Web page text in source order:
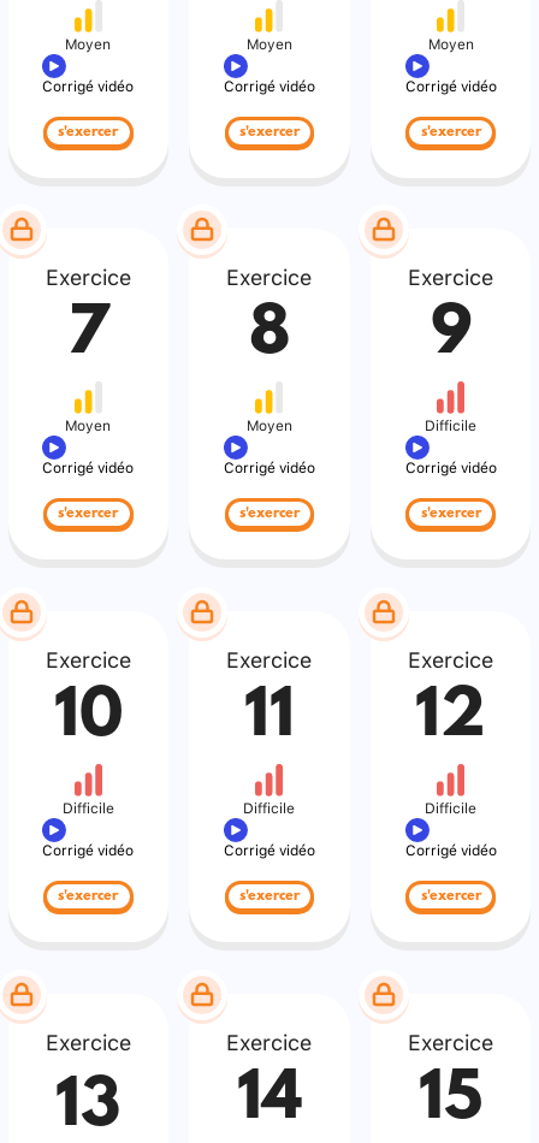
Moyen
Corrigé vidéo
s'exercer
Moyen
Corrigé vidéo
s'exercer
Moyen
Corrigé vidéo
s'exercer
Exercice
7
Moyen
Corrigé vidéo
s'exercer
Exercice
8
Moyen
Corrigé vidéo
s'exercer
Exercice
9
Difficile
Corrigé vidéo
s'exercer
Exercice
10
Difficile
Corrigé vidéo
s'exercer
Exercice
11
Difficile
Corrigé vidéo
s'exercer
Exercice
12
Difficile
Corrigé vidéo
s'exercer
Exercice
13
Exercice
14
Exercice
15